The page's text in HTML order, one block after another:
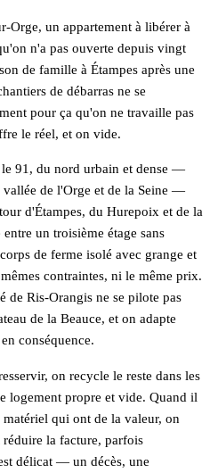
Orge, un appartement à libérer à
n'a pas ouverte depuis vingt
de famille à Étampes après une
de débarras ne se
pour ça qu'on ne travaille pas
le réel, et on vide.
le 91, du nord urbain et dense —
vallée de l'Orge et de la Seine —
d'Étampes, du Hurepoix et de la
un troisième étage sans
de ferme isolé avec grange et
contraintes, ni le même prix.
de Ris-Orangis ne se pilote pas
de la Beauce, et on adapte
conséquence.
on recycle le reste dans les
logement propre et vide. Quand il
qui ont de la valeur, on
la facture, parfois
délicat — un décès, une